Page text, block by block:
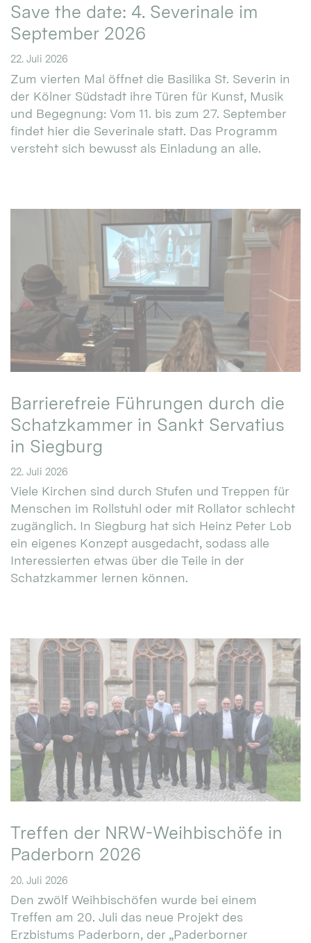
Save the date: 4. Severinale im
September 2026
22. Juli 2026
Zum vierten Mal öffnet die Basilika St. Severin in
der Kölner Südstadt ihre Türen für Kunst, Musik
und Begegnung: Vom 11. bis zum 27. September
findet hier die Severinale statt. Das Programm
versteht sich bewusst als Einladung an alle.
Barrierefreie Führungen durch die
Schatzkammer in Sankt Servatius
in Siegburg
22. Juli 2026
Viele Kirchen sind durch Stufen und Treppen für
Menschen im Rollstuhl oder mit Rollator schlecht
zugänglich. In Siegburg hat sich Heinz Peter Lob
ein eigenes Konzept ausgedacht, sodass alle
Interessierten etwas über die Teile in der
Schatzkammer lernen können.
Treffen der NRW-Weihbischöfe in
Paderborn 2026
20. Juli 2026
Den zwölf Weihbischöfen wurde bei einem
Treffen am 20. Juli das neue Projekt des
Erzbistums Paderborn, der „Paderborner